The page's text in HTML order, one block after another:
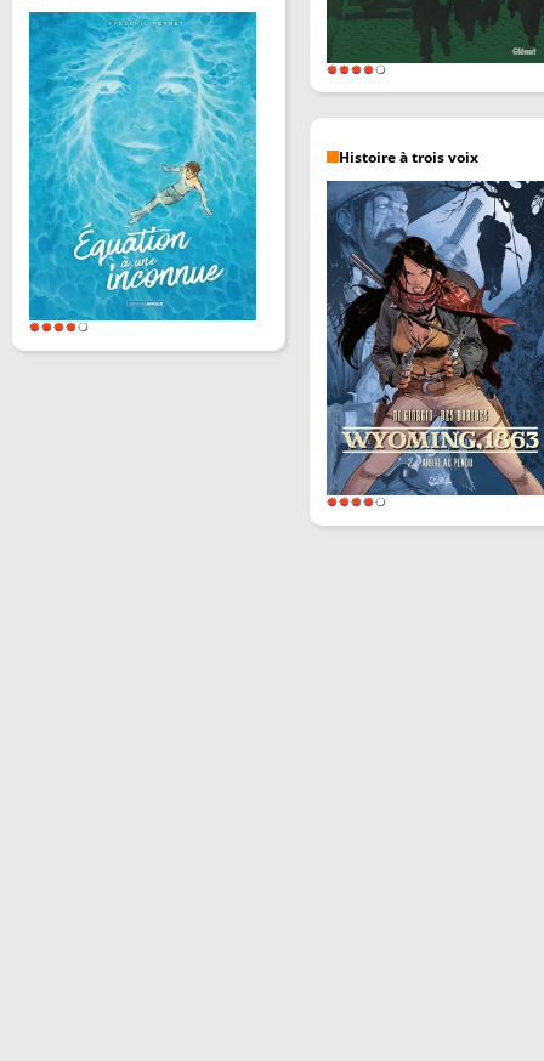
Histoire à trois voix